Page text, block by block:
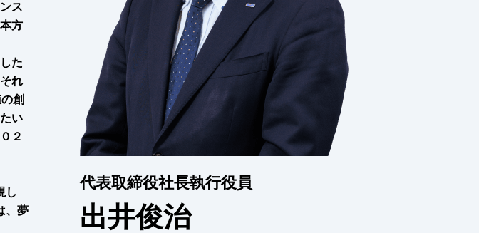
ス
方
た
れ
創
い
２
し
、夢
代表取締役社長執行役員
出井俊治